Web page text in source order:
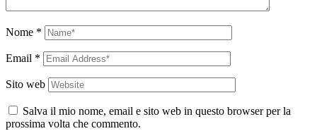
Nome *
Email *
Sito web
Salva il mio nome, email e sito web in questo browser per la
prossima volta che commento.